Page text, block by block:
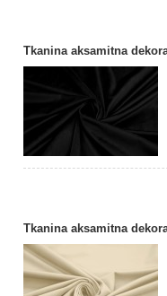
Tkanina aksamitna
Tkanina aksamitna